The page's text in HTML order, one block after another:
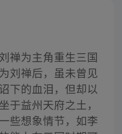
禅为主角重生三国
刘禅后，虽未曾见
下的血泪，但却以
于益州天府之土，
些想象情节，如李